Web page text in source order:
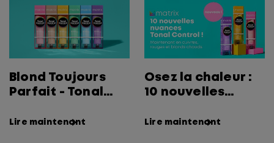
Blond Toujours
Parfait - Tonal
Bonded - Matrix
Lire maintenant
Osez la chaleur :
10 nouvelles
intensifier les
Lire maintenant